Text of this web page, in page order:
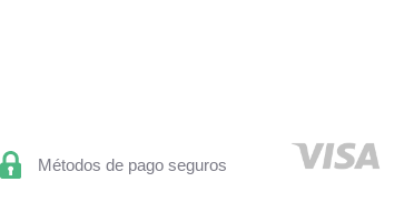
Métodos de pago seguros